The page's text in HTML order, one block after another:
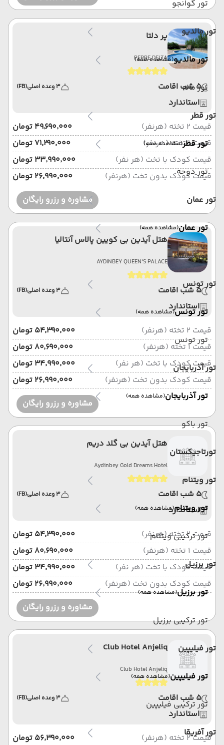
تور گوانجو
تور مالدیو
تور مالدیو(مشاهده همه)
تور ماله
تور قطر
تور قطر(مشاهده همه)
تور دوحه
تور عمان
تور عمان(مشاهده همه)
تور مسقط
تور تونس
تور تونس(مشاهده همه)
تور تونس
تور آذربایجان
تور آذربایجان(مشاهده همه)
تور باکو
تورتاجیکستان
تور ویتنام
تور ویتنام(مشاهده همه)
تور ترکیبی ویتنام
تور برزیل
تور برزیل(مشاهده همه)
تور ترکیبی برزیل
تور فیلیپین
تور فیلیپین(مشاهده همه)
تور ترکیبی فیلیپین
تور آفریقا
پر دلتا
PERRE DELTA
5 شب اقامت 3 وعده اصلی (FB)
استاندارد
قیمت 2 تخته (هرنفر)
۴۹٬۶۹۰٬۰۰۰ تومان
قیمت 1 تخته (هرنفر)
۷۱٬۲۹۰٬۰۰۰ تومان
قیمت کودک با تخت (هر نفر)
۳۳٬۹۹۰٬۰۰۰ تومان
قیمت کودک بدون تخت (هرنفر)
۲۶٬۹۹۰٬۰۰۰ تومان
مشاوره و رزرو رایگان
هتل آیدین بی کویین پالاس آنتالیا
AYDINBEY QUEEN'S PALACE
5 شب اقامت 3 وعده اصلی (FB)
استاندارد
قیمت 2 تخته (هرنفر)
۵۴٬۳۹۰٬۰۰۰ تومان
قیمت 1 تخته (هرنفر)
۸۰٬۶۹۰٬۰۰۰ تومان
قیمت کودک با تخت (هر نفر)
۳۴٬۹۹۰٬۰۰۰ تومان
قیمت کودک بدون تخت (هرنفر)
۲۶٬۹۹۰٬۰۰۰ تومان
مشاوره و رزرو رایگان
هتل آیدین بی گلد دریم
Aydinbey Gold Dreams Hotel
5 شب اقامت 3 وعده اصلی (FB)
استاندارد
قیمت 2 تخته (هرنفر)
۵۴٬۳۹۰٬۰۰۰ تومان
قیمت 1 تخته (هرنفر)
۸۰٬۶۹۰٬۰۰۰ تومان
قیمت کودک با تخت (هر نفر)
۳۴٬۹۹۰٬۰۰۰ تومان
قیمت کودک بدون تخت (هرنفر)
۲۶٬۹۹۰٬۰۰۰ تومان
مشاوره و رزرو رایگان
Club Hotel Anjeliq
Club Hotel Anjeliq
5 شب اقامت 3 وعده اصلی (FB)
استاندارد
قیمت 2 تخته (هرنفر)
۵۶٬۳۹۰٬۰۰۰ تومان